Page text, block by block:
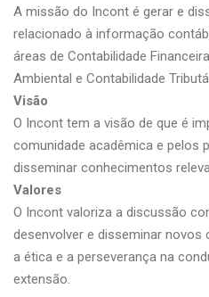
A missão do Incont é gerar e
relacionado à informação
áreas de Contabilidade
Ambiental e Contabilidade
Visão
O Incont tem a visão de que é
comunidade acadêmica e pelos
disseminar conhecimentos
Valores
O Incont valoriza a discussão
desenvolver e disseminar
a ética e a perseverança na
extensão.